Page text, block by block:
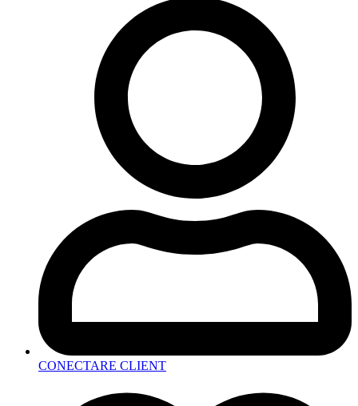
CONECTARE CLIENT